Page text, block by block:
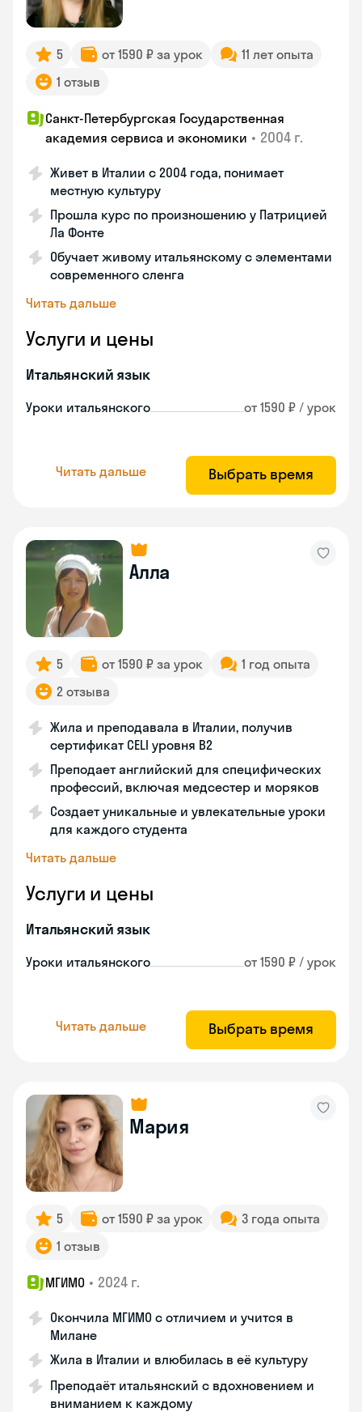
5 от 1590 ₽ за урок
11 лет опыта
1 отзыв
Санкт-Петербургская Государственная
академия сервиса и экономики • 2004 г.
Живет в Италии с 2004 года, понимает
местную культуру
Прошла курс по произношению у Патрицией
Ла Фонте
Обучает живому итальянскому с элементами
современного сленга
Читать дальше
Услуги и цены
Итальянский язык
Уроки итальянского от 1590 ₽ / урок
Читать дальше Выбрать время
Алла
5 от 1590 ₽ за урок
1 год опыта
2 отзыва
Жила и преподавала в Италии, получив
сертификат CELI уровня В2
Преподает английский для специфических
профессий, включая медсестер и моряков
Создает уникальные и увлекательные уроки
для каждого студента
Читать дальше
Услуги и цены
Итальянский язык
Уроки итальянского от 1590 ₽ / урок
Читать дальше Выбрать время
Мария
5 от 1590 ₽ за урок
3 года опыта
1 отзыв
МГИМО • 2024 г.
Окончила МГИМО с отличием и учится в
Милане
Жила в Италии и влюбилась в её культуру
Преподаёт итальянский с вдохновением и
вниманием к каждому